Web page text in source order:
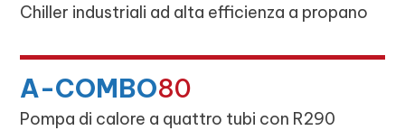
Chiller industriali ad alta efficienza a propano
A-COMBO80
Pompa di calore a quattro tubi con R290